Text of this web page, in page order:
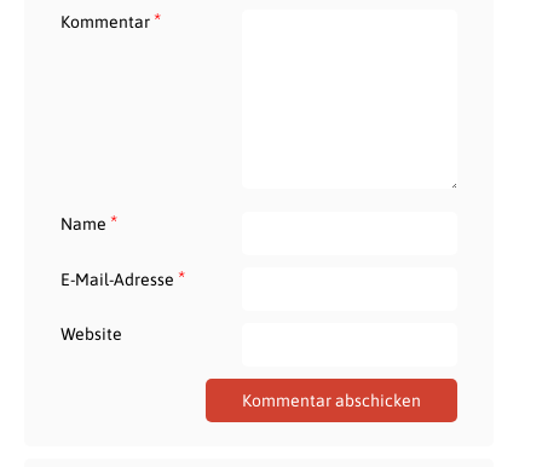
Kommentar*
Name *
E-Mail-Adresse *
Website